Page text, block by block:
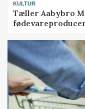
KULTUR
Tæller Aabybro